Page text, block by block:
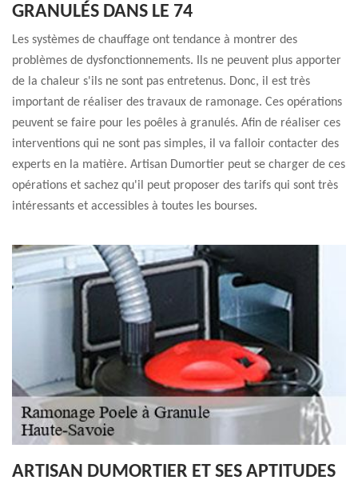
GRANULÉS DANS LE 74
Les systèmes de chauffage ont tendance à montrer des
problèmes de dysfonctionnements. Ils ne peuvent plus apporter
de la chaleur s'ils ne sont pas entretenus. Donc, il est très
important de réaliser des travaux de ramonage. Ces opérations
peuvent se faire pour les poêles à granulés. Afin de réaliser ces
interventions qui ne sont pas simples, il va falloir contacter des
experts en la matière. Artisan Dumortier peut se charger de ces
opérations et sachez qu'il peut proposer des tarifs qui sont très
intéressants et accessibles à toutes les bourses.
ARTISAN DUMORTIER ET SES APTITUDES